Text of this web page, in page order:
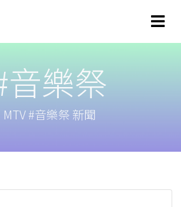
樂祭
MTV #音樂祭 新聞